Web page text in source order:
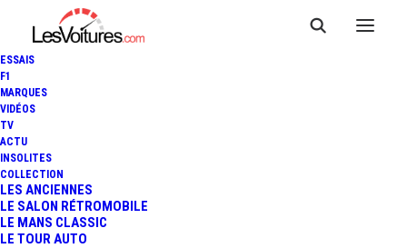
ESSAIS
F1
MARQUES
VIDÉOS
TV
ACTU
INSOLITES
COLLECTION
LES ANCIENNES
LE SALON RÉTROMOBILE
LE MANS CLASSIC
LE TOUR AUTO